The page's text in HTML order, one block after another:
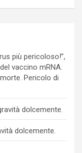
più pericoloso!”,
vaccino mRNA.
Pericolo di
dolcemente.
dolcemente.